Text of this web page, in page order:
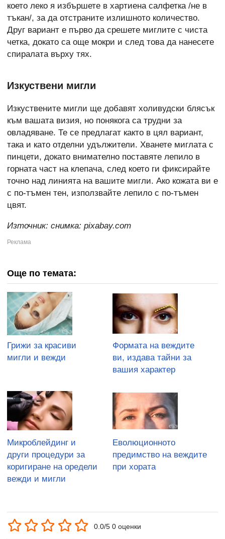
което леко я избършете в хартиена салфетка /не в
тъкан/, за да отстраните излишното количество.
Друг вариант е първо да срешете миглите с чиста
четка, докато са още мокри и след това да нанесете
спиралата върху тях.
Изкуствени мигли
Изкуствените мигли ще добавят холивудски блясък
към вашата визия, но понякога са трудни за
овладяване. Те се предлагат както в цял вариант,
така и като отделни удължители. Хванете миглата с
пинцети, докато внимателно поставяте лепило в
горната част на клепача, след което ги фиксирайте
точно над линията на вашите мигли. Ако кожата ви е
с по-тъмен тен, използвайте лепило с по-тъмен
цвят.
Източник: снимка: pixabay.com
Още по темата:
Грижи за красиви
мигли и вежди
Формата на веждите
ви, издава тайни за
вашия характер
Микроблейдинг и
други процедури за
коригиране на оредели
вежди и мигли
Еволюционното
предимство на веждите
при хората
0.0/5 0 оценки